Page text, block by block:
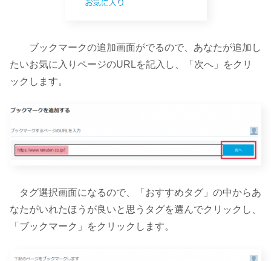
ブックマークの追加画面がでるので、あなたが追加し
たいお気に入りページのURLを記入し、「次へ」をクリ
ックします。
タグ選択画面になるので、「おすすめタグ」の中からあ
なたがいれたほうが良いと思うタグを選んでクリックし、
「ブックマーク」をクリックします。